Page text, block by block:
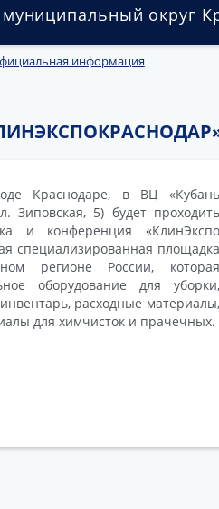
округ
информация
Краснодаре, в ВЦ «Кубань
Зиповская, 5) будет проходить
и конференция «КлинЭкспо
специализированная площадка
регионе России, которая
оборудование для уборки,
расходные материалы,
для химчисток и прачечных.